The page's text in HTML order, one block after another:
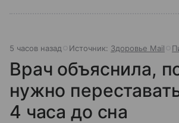
5 часов назад Источник: Здоровье Mail
Врач объяснила,
нужно
4 часа до сна